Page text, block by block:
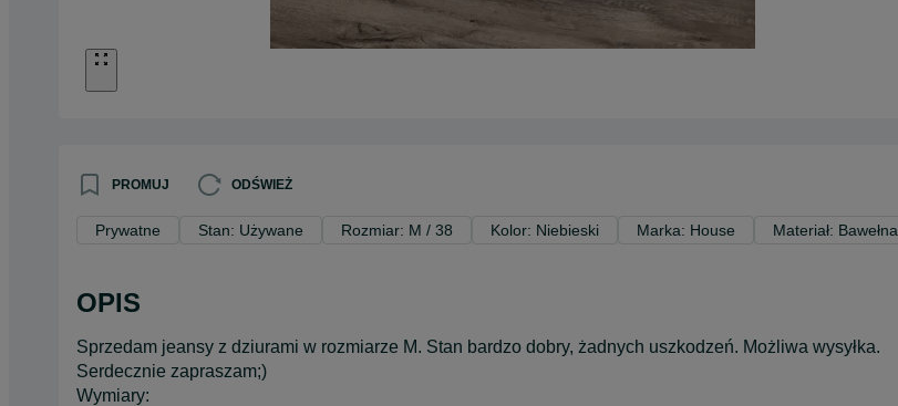
PROMUJ ODŚWIEŻ
Prywatne Stan: Używane Rozmiar: M / 38 Kolor: Niebieski Marka: House Materiał: Bawełna
OPIS
Sprzedam jeansy z dziurami w rozmiarze M. Stan bardzo dobry, żadnych uszkodzeń. Możliwa wysyłka.
Serdecznie zapraszam;)
Wymiary: